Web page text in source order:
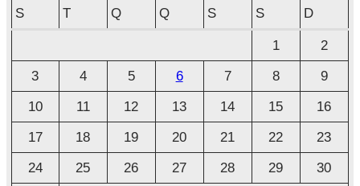
v
o
S
T Q Q S S D
1
2
3
4 5 6 7 8
9
10
11 12 13 14 15
16
17
18 19 20 21 22
23
24
25 26 27 28 29
30